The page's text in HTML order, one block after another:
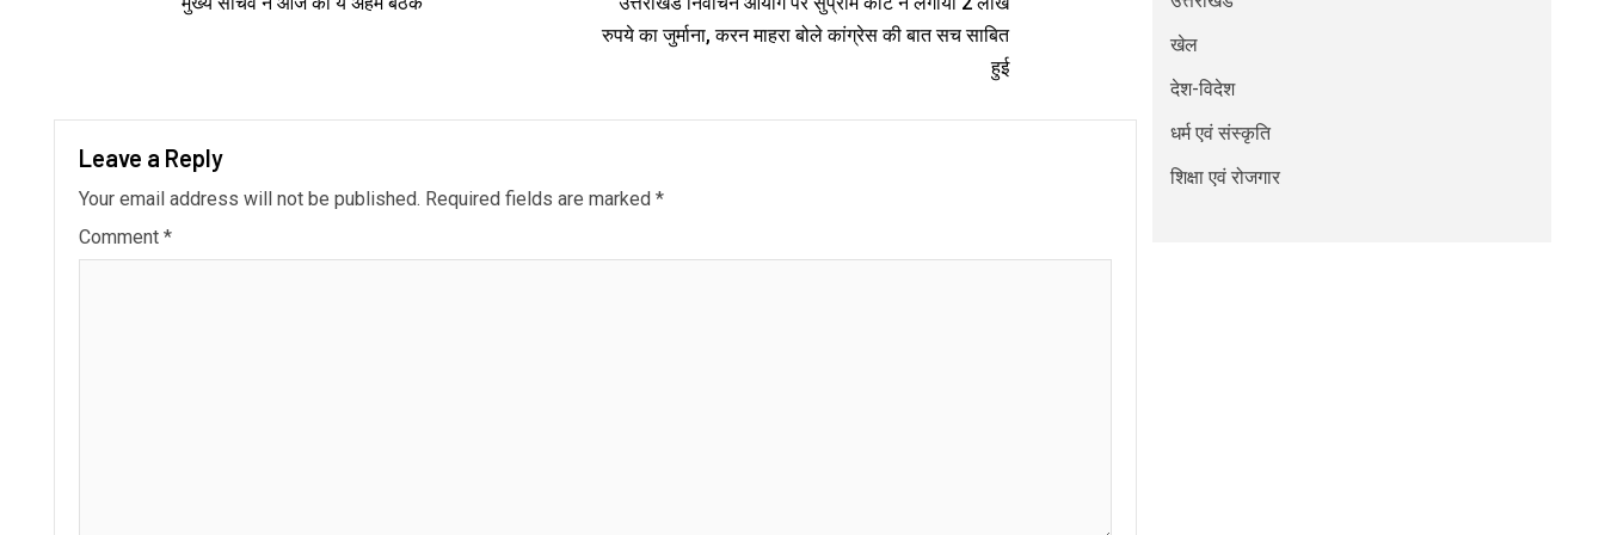
रुपये का जुर्माना, करन माहरा बोले कांग्रेस की बात सच साबित
हुई
Leave a Reply
Your email address will not be published. Required fields are marked *
Comment *
खेल
देश-विदेश
धर्म एवं संस्कृति
शिक्षा एवं रोजगार